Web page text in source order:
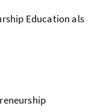
Education als